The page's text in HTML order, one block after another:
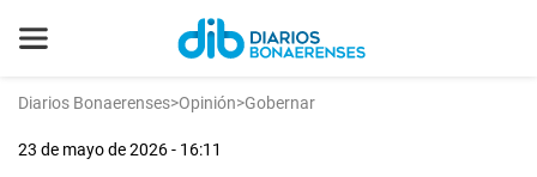
Diarios Bonaerenses>Opinión>Gobernar
23 de mayo de 2026 - 16:11